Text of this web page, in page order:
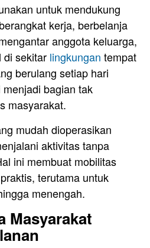
untuk mendukung
kerja, berbelanja
anggota keluarga,
di sekitar lingkungan tempat
berulang setiap hari
bagian tak
masyarakat.
mudah dioperasikan
aktivitas tanpa
ini membuat mobilitas
terutama untuk
menengah.
Masyarakat